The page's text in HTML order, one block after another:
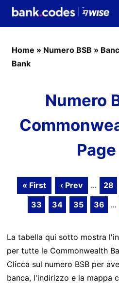
Home » Numero BSB »
Bank
Numero
« First ‹ Prev ... 28
33
34 35 36 ...
La tabella qui sotto mostra
per tutte le Commonwealth
Clicca sul numero BSB per
banca, l'indirizzo e la mappa